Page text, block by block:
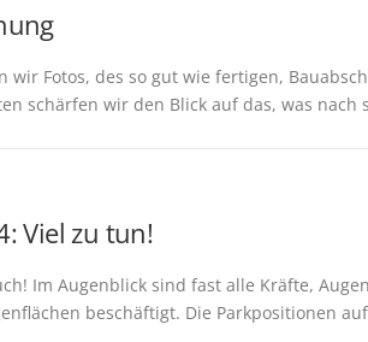
wir Fotos, des so gut wie fertigen,
schärfen wir den Blick auf das, was nach
Viel zu tun!
Im Augenblick sind fast alle Kräfte,
beschäftigt. Die Parkpositionen